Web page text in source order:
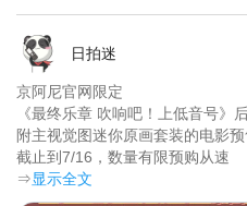
日拍迷
京阿尼官网限定
《最终乐章 吹响吧！上低音号》
附主视觉图迷你原画套装的电影
⇒显示全文